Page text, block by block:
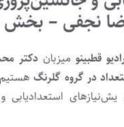
نجفی – بخش
قطبینو میزبان دکتر
در گروه گلرنگ
استعدادیابی